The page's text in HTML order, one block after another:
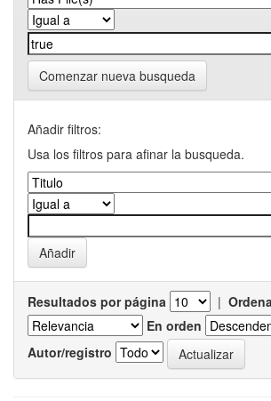
Comenzar nueva busqueda
Añadir filtros:
Usa los filtros para afinar la busqueda.
Resultados por página |
En orden
Autor/registro